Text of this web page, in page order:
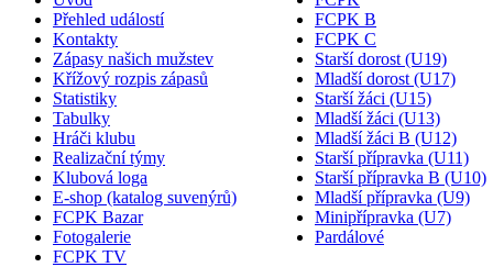
Přehled událostí
Kontakty
Zápasy našich mužstev
Křížový rozpis zápasů
Statistiky
Tabulky
Hráči klubu
Realizační týmy
Klubová loga
E-shop (katalog suvenýrů)
FCPK Bazar
Fotogalerie
FCPK TV
FCPK B
FCPK C
Starší dorost (U19)
Mladší dorost (U17)
Starší žáci (U15)
Mladší žáci (U13)
Mladší žáci B (U12)
Starší přípravka (U11)
Starší přípravka B (U10)
Mladší přípravka (U9)
Minipřípravka (U7)
Pardálové